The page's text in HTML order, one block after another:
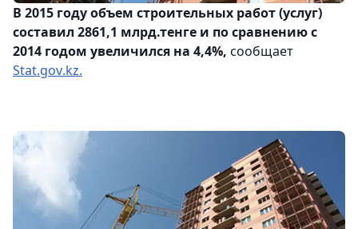
В 2015 году объем строительных работ (услуг)
составил 2861,1 млрд.тенге и по сравнению с
2014 годом увеличился на 4,4%, сообщает
Stat.gov.kz.